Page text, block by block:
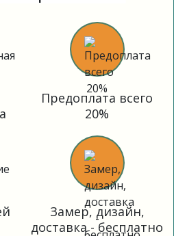
Предоплата всего
20%
Замер, дизайн,
доставка - бесплатно